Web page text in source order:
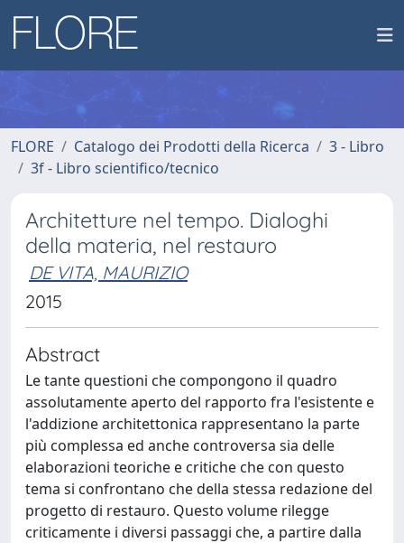
FLORE Catalogo dei Prodotti della Ricerca
3 - Libro
3f - Libro scientifico/tecnico
Architetture nel tempo. Dialoghi
della materia, nel restauro
DE VITA, MAURIZIO
2015
Abstract
Le tante questioni che compongono il quadro
assolutamente aperto del rapporto fra l'esistente e
l'addizione architettonica rappresentano la parte
più complessa ed anche controversa sia delle
elaborazioni teoriche e critiche che con questo
tema si confrontano che della stessa redazione del
progetto di restauro. Questo volume rilegge
criticamente i diversi passaggi che, a partire dalla